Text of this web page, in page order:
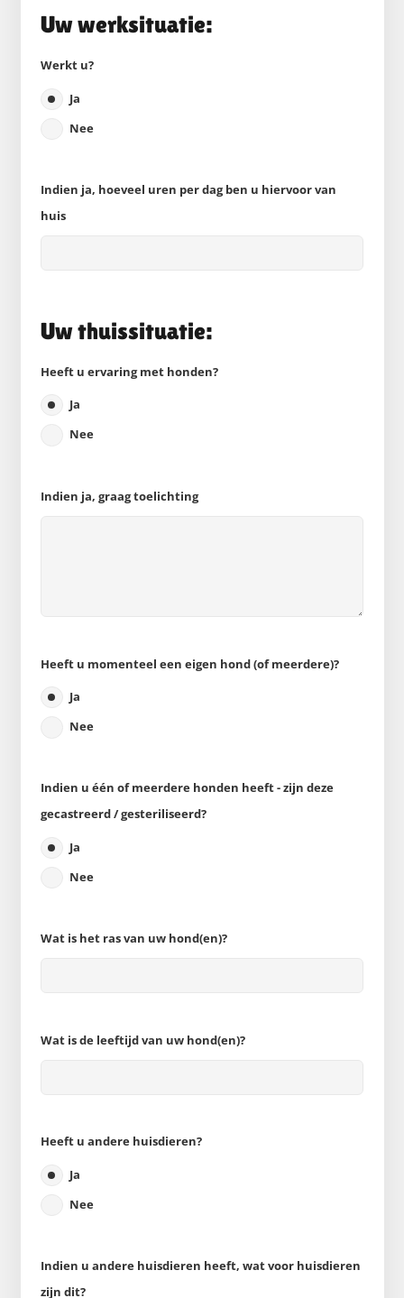
Uw werksituatie:
Werkt u?
Ja
Nee
Indien ja, hoeveel uren per dag ben u hiervoor van
huis
Uw thuissituatie:
Heeft u ervaring met honden?
Ja
Nee
Indien ja, graag toelichting
Heeft u momenteel een eigen hond (of meerdere)?
Ja
Nee
Indien u één of meerdere honden heeft - zijn deze
gecastreerd / gesteriliseerd?
Ja
Nee
Wat is het ras van uw hond(en)?
Wat is de leeftijd van uw hond(en)?
Heeft u andere huisdieren?
Ja
Nee
Indien u andere huisdieren heeft, wat voor huisdieren
zijn dit?